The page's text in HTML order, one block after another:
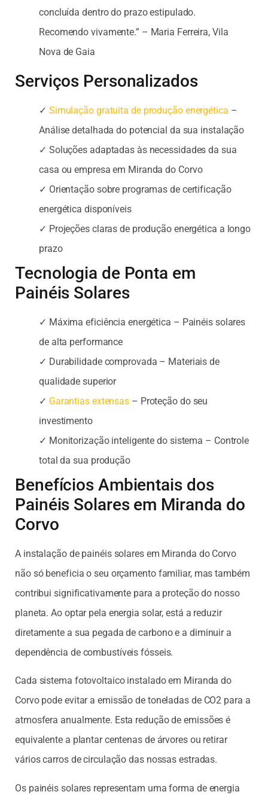
concluída dentro do prazo estipulado.
Recomendo vivamente.” – Maria Ferreira, Vila
Nova de Gaia
Serviços Personalizados
✓ Simulação gratuita de produção energética –
Análise detalhada do potencial da sua instalação
✓ Soluções adaptadas às necessidades da sua
casa ou empresa em Miranda do Corvo
✓ Orientação sobre programas de certificação
energética disponíveis
✓ Projeções claras de produção energética a longo
prazo
Tecnologia de Ponta em
Painéis Solares
✓ Máxima eficiência energética – Painéis solares
de alta performance
✓ Durabilidade comprovada – Materiais de
qualidade superior
✓ Garantias extensas – Proteção do seu
investimento
✓ Monitorização inteligente do sistema – Controle
total da sua produção
Benefícios Ambientais dos
Painéis Solares em Miranda do
Corvo
A instalação de painéis solares em Miranda do Corvo
não só beneficia o seu orçamento familiar, mas também
contribui significativamente para a proteção do nosso
planeta. Ao optar pela energia solar, está a reduzir
diretamente a sua pegada de carbono e a diminuir a
dependência de combustíveis fósseis.
Cada sistema fotovoltaico instalado em Miranda do
Corvo pode evitar a emissão de toneladas de CO2 para a
atmosfera anualmente. Esta redução de emissões é
equivalente a plantar centenas de árvores ou retirar
vários carros de circulação das nossas estradas.
Os painéis solares representam uma forma de energia